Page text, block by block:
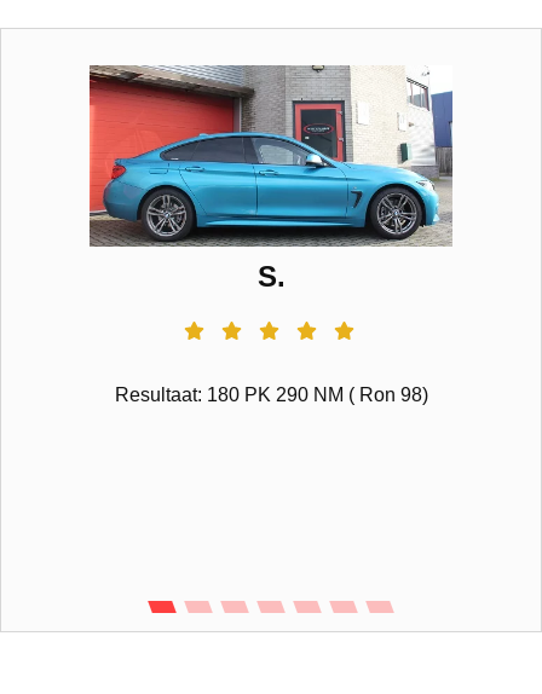
S.
Resultaat: 180 PK 290 NM ( Ron 98)